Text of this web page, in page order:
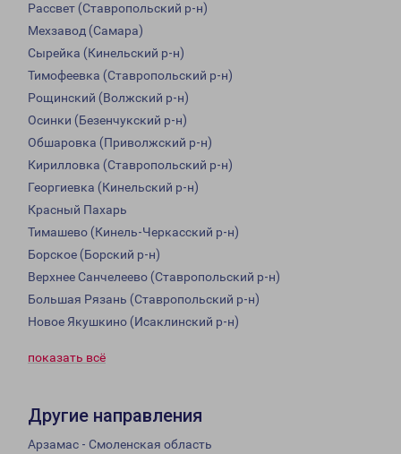
Рассвет (Ставропольский р-н)
Мехзавод (Самара)
Сырейка (Кинельский р-н)
Тимофеевка (Ставропольский р-н)
Рощинский (Волжский р-н)
Осинки (Безенчукский р-н)
Обшаровка (Приволжский р-н)
Кирилловка (Ставропольский р-н)
Георгиевка (Кинельский р-н)
Красный Пахарь
Тимашево (Кинель-Черкасский р-н)
Борское (Борский р-н)
Верхнее Санчелеево (Ставропольский р-н)
Большая Рязань (Ставропольский р-н)
Новое Якушкино (Исаклинский р-н)
показать всё
Другие направления
Арзамас - Смоленская область